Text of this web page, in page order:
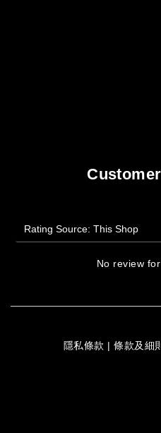
No review
隱私條款 | 條款及細